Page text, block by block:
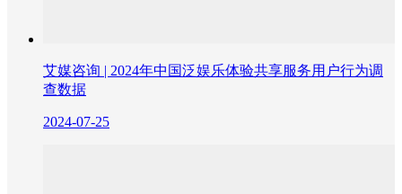
艾媒咨询 | 2024年中国泛娱乐体验共享服务用户行为调
查数据
2024-07-25